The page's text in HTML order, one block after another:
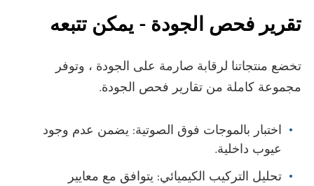
تقرير فحص الجودة - يمكن تتبعه
تخضع منتجاتنا لرقابة صارمة على الجودة ، وتوفر
مجموعة كاملة من تقارير فحص الجودة.
اختبار بالموجات فوق الصوتية: يضمن عدم وجود
عيوب داخلية.
تحليل التركيب الكيميائي: يتوافق مع معايير